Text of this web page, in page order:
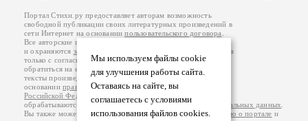
Мы используем файлы cookie
для улучшения работы сайта.
Оставаясь на сайте, вы
соглашаетесь с условиями
использования файлов cookies.
Портал Стихи.ру предоставляет авторам возможность
свободной публикации своих литературных произведений в
сети Интернет на основаниипользовательского договора
Все авторские права на произведения принадлежат авторам
и охраняются законом
. Перепечатка произведений возможна
только с согласия его автора, к которому вы можете
обратиться на его авторской странице. Ответственность за
тексты произведений авторы несут самостоятельно на
основанииправил публикацииизаконодательства
Российской Федерации
обрабатываются на основанииПолитики обработки персональных данных
Вы также можете посмотреть более подробнуюинформацию о портале и